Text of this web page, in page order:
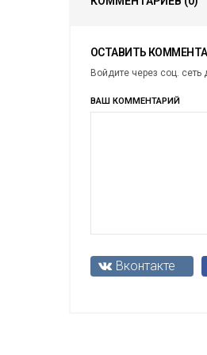
ОСТАВИТЬ
Войдите через соц. сеть
ВАШ КОММЕНТАРИЙ
Вконтакте